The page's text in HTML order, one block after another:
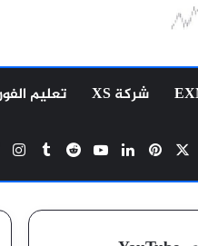
شركة XS تعليم
بينتيريست
لينكدإن‫YouTube